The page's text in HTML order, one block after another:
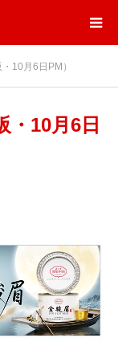
10月6日PM）
・10月6日